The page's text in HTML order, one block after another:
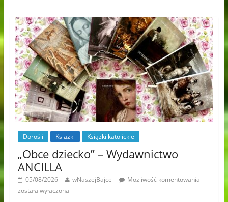
Dorośli Książki Książki katolickie
„Obce dziecko” – Wydawnictwo
ANCILLA
05/08/2026 wNaszejBajce
Możliwość komentowania
została wyłączona